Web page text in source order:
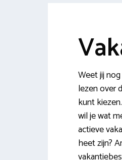
Weet jij
lezen over
kunt
wil je wat
actieve
heet zijn?